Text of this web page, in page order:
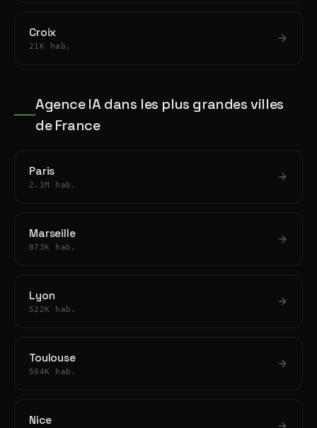
Croix
21K hab.
Agence IA dans les plus grandes villes
de France
Paris
2.1M hab.
Marseille
873K hab.
Lyon
522K hab.
Toulouse
504K hab.
Nice